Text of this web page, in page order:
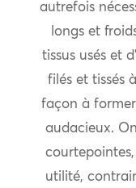
autrefois
longs et
tissus usés et
filés et tissés
façon à
audacieux.
utilité,